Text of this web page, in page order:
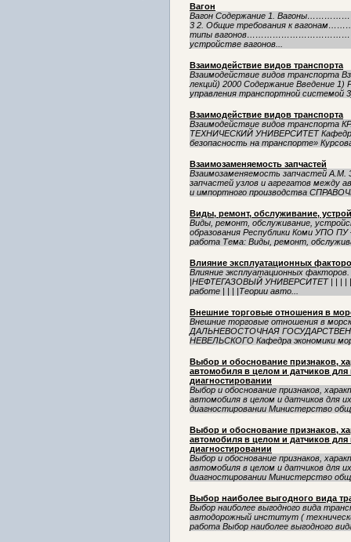
Вагон
Вагон Содержание 1.
3 2. Общие требования к
типы
устройстве вагонов...
Взаимодействие видов транспорта
Взаимодействие видов транспорта
лекций) 2000 Содержание Введение 1)
управления транспортной системой
Взаимодействие видов транспорта
Взаимодействие видов
ТЕХНИЧЕСКИЙ УНИВЕРСИТЕТ Кафедра
безопасность на транспорте»
Взаимозаменяемость запчастей
Взаимозаменяемость запчастей
запчастей узлов и агрегатов между
и импортного производства
Виды, ремонт, обслуживание,
Виды, ремонт, обслуживание,
образования Республики Коми УПО ПУ
работа Тема: Виды, ремонт,
Влияние эксплуатационных
Влияние эксплуатационных
|НЕФТЕГАЗОВЫЙ УНИВЕРСИТЕТ | | | | | |
работе | | | |Теории авто...
Внешние торговые отношения в
Внешние торговые отношения в
ДАЛЬНЕВОСТОЧНАЯ
НЕВЕЛЬСКОГО Кафедра экономики
Выбор и обоснование признаков,
автомобиля в целом и датчиков
диагностировании
Выбор и обоснование признаков,
автомобиля в целом и датчиков для
диагностировании Министерство
Выбор и обоснование признаков,
автомобиля в целом и датчиков
диагностировании
Выбор и обоснование признаков,
автомобиля в целом и датчиков для
диагностировании Министерство
Выбор наиболее выгодного вида
Выбор наиболее выгодного вида
автодорожный институт (
работа Выбор наиболее выгодного